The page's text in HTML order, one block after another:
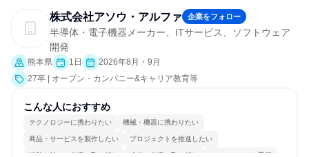
株式会社アソウ・アルファ 企業をフォロー
半導体・電子機器メーカー、ITサービス、ソフトウェア
開発
熊本県 1日
2026年8月・9月
27卒 | オープン・カンパニー&キャリア教育等
こんな人におすすめ
テクノロジーに携わりたい 機械・機器に携わりたい
商品・サービスを製作したい プロジェクトを推進したい
情熱を持って仕事に取り組む 冷静に仕事に取り組む チームワークを重視